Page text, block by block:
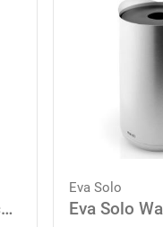
Eva Solo Karaffe »Kühlschrank Transparent 1 L«, 1 l
Eva Solo